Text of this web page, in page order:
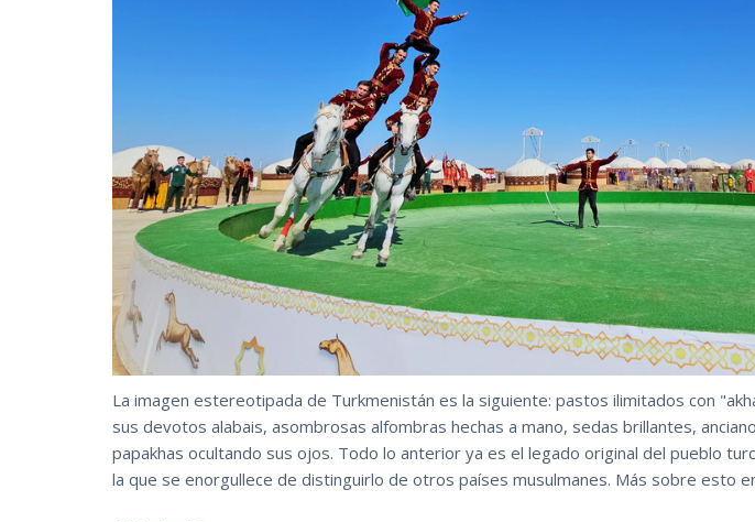
La imagen estereotipada de Turkmenistán es la siguiente: pastos ilimitados con
sus devotos alabais, asombrosas alfombras hechas a mano, sedas brillantes,
papakhas ocultando sus ojos. Todo lo anterior ya es el legado original del pueblo
la que se enorgullece de distinguirlo de otros países musulmanes. Más sobre esto